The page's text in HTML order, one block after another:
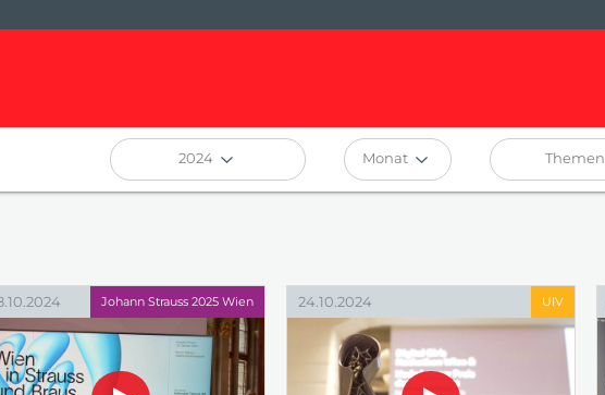
2024 Monat Themen
Johann Strauss 2025 Wien 24.10.2024 UIV